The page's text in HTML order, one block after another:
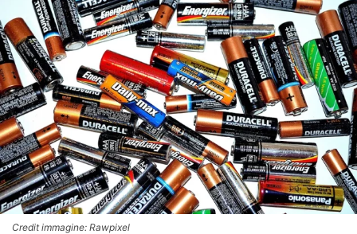
Credit immagine: Rawpixel